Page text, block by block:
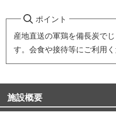
ポイント
産地直送の軍鶏を備長炭で
す。会食や接待等にご利用く
施設概要